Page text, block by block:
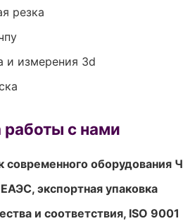
резка
и измерения 3d
с нами
современного оборудования
экспортная упаковка
и соответствия, ISO 9001